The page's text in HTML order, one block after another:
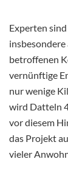
Experten
betroffenen
vernünftige
nur wenige
wird Datteln
vor diesem
das Projekt
vieler